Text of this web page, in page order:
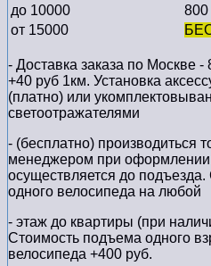
до 10000
800
от 15000
- Доставка заказа по Москве
+40 руб 1км. Установка
(платно) или
светоотражателями
- (бесплатно) производиться
менеджером при оформлении
осуществляется до
одного велосипеда на любой
- этаж до квартиры (при
Стоимость подъема одного
велосипеда +400 руб.